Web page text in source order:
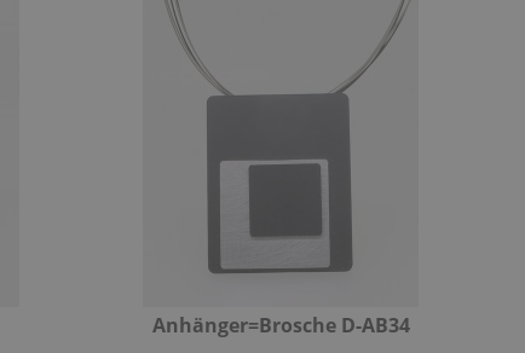
Anhänger=Brosche D-AB34